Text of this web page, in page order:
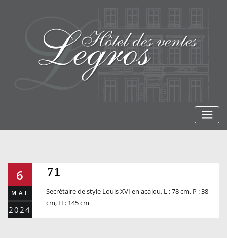
6
MAI
2024
71
Secrétaire de style Louis XVI en acajou. L : 78 cm, P : 38
cm, H : 145 cm